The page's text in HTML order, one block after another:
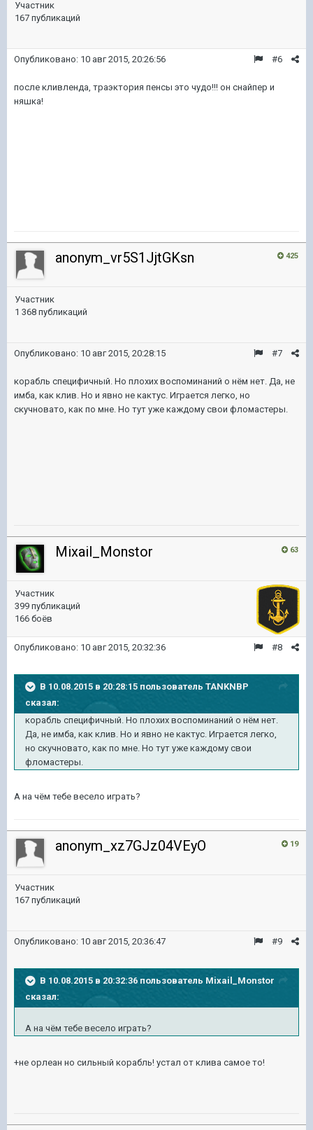
Участник
167 публикаций
#6
Опубликовано: 10 авг 2015, 20:26:56
после кливленда, траэктория пенсы это чудо!!! он снайпер и
няшка!
425
anonym_vr5S1JjtGKsn
Участник
1 368 публикаций
#7
Опубликовано: 10 авг 2015, 20:28:15
корабль специфичный. Но плохих воспоминаний о нём нет. Да, не
имба, как клив. Но и явно не кактус. Играется легко, но
скучновато, как по мне. Но тут уже каждому свои фломастеры.
63
Mixail_Monstor
Участник
399 публикаций
166 боёв
#8
Опубликовано: 10 авг 2015, 20:32:36
В 10.08.2015 в 20:28:15 пользователь TANKNBP
сказал:
корабль специфичный. Но плохих воспоминаний о нём нет.
Да, не имба, как клив. Но и явно не кактус. Играется легко,
но скучновато, как по мне. Но тут уже каждому свои
фломастеры.
А на чём тебе весело играть?
19
anonym_xz7GJz04VEyO
Участник
167 публикаций
#9
Опубликовано: 10 авг 2015, 20:36:47
В 10.08.2015 в 20:32:36 пользователь Mixail_Monstor
сказал:
А на чём тебе весело играть?
+не орлеан но сильный корабль! устал от клива самое то!